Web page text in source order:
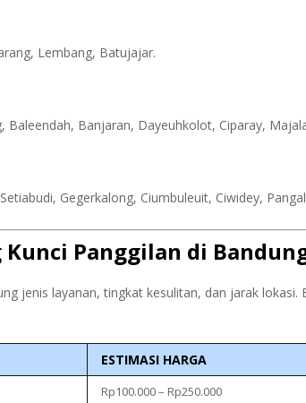
Lembang, Batujajar.
Baleendah, Banjaran, Dayeuhkolot, Ciparay,
Gegerkalong, Ciumbuleuit, Ciwidey,
Kunci Panggilan di
jenis layanan, tingkat kesulitan, dan jarak lokasi.
ESTIMASI HARGA
Rp100.000 – Rp250.000